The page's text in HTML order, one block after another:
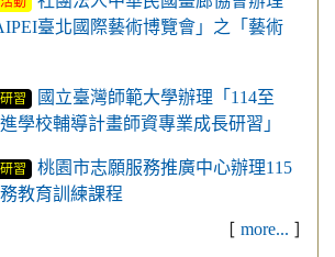
臺北國際藝術博覽會」之「藝術
研習
國立臺灣師範大學辦理「114至
學校輔導計畫師資專業成長研習」
研習
桃園市志願服務推廣中心辦理115
教育訓練課程
[ more... ]